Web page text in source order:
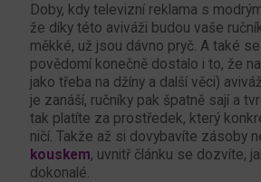
Doby, kdy televizní reklama s
že díky této aviváži budou vaše
měkké, už jsou dávno pryč. A také
povědomí konečně dostalo i to, že
jako třeba na džíny a další věci)
je zanáší, ručníky pak špatně sají a
tak platíte za prostředek, který
ničí. Takže až si dovybavíte zásoby
kouskem, uvnitř článku se dozvíte,
dokonalé.